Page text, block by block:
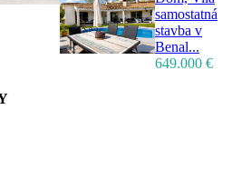
samostatná
stavba v
Benal...
649.000 €